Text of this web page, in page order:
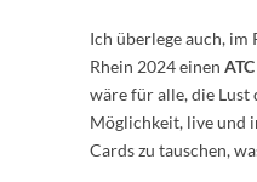
Ich überlege auch, im
Rhein 2024 einen
wäre für alle, die Lust
Möglichkeit, live und
Cards zu tauschen,